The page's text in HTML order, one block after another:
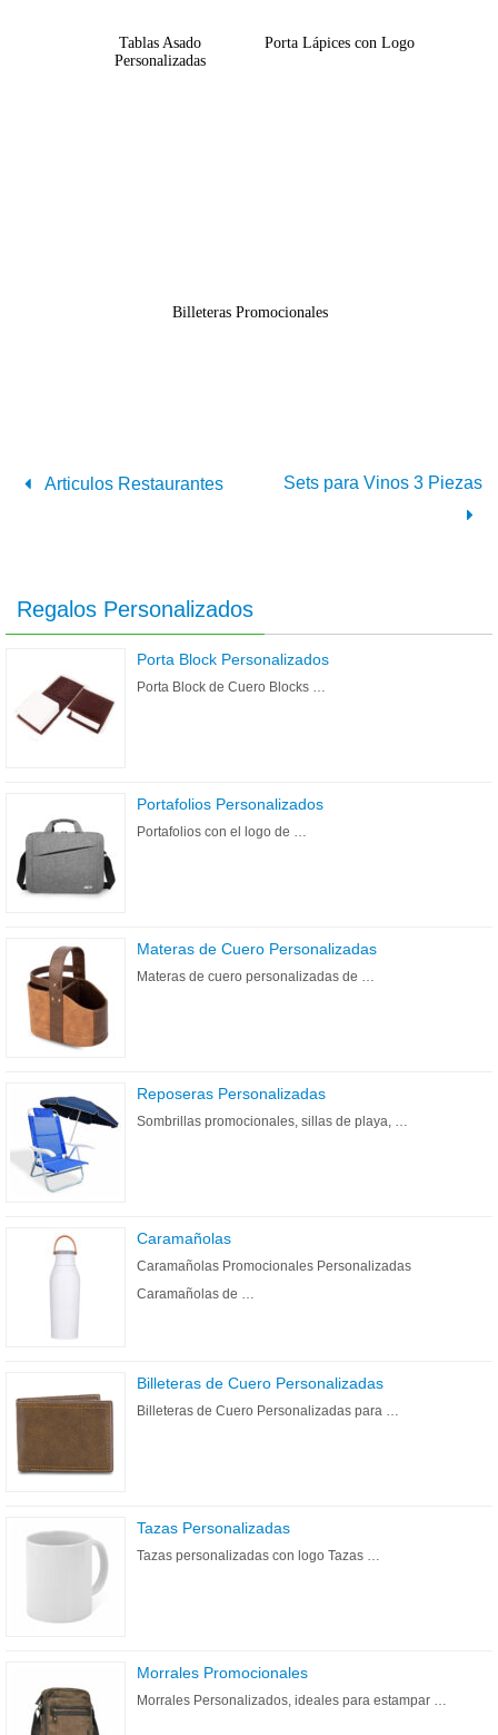
Tablas Asado
Personalizadas
Porta Lápices con Logo
Billeteras Promocionales
Articulos Restaurantes Sets para Vinos 3 Piezas
Regalos Personalizados
Porta Block Personalizados
Porta Block de Cuero Blocks …
Portafolios Personalizados
Portafolios con el logo de …
Materas de Cuero Personalizadas
Materas de cuero personalizadas de …
Reposeras Personalizadas
Sombrillas promocionales, sillas de playa, …
Caramañolas
Caramañolas Promocionales Personalizadas
Caramañolas de …
Billeteras de Cuero Personalizadas
Billeteras de Cuero Personalizadas para …
Tazas Personalizadas
Tazas personalizadas con logo Tazas …
Morrales Promocionales
Morrales Personalizados, ideales para estampar …